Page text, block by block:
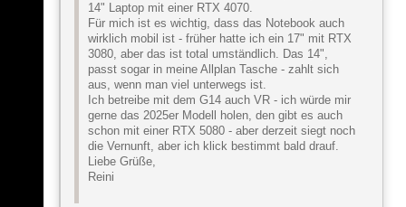
14" Laptop mit einer RTX 4070.
Für mich ist es wichtig, dass das Notebook auch
wirklich mobil ist - früher hatte ich ein 17" mit RTX
3080, aber das ist total umständlich. Das 14",
passt sogar in meine Allplan Tasche - zahlt sich
aus, wenn man viel unterwegs ist.
Ich betreibe mit dem G14 auch VR - ich würde mir
gerne das 2025er Modell holen, den gibt es auch
schon mit einer RTX 5080 - aber derzeit siegt noch
die Vernunft, aber ich klick bestimmt bald drauf.
Liebe Grüße,
Reini